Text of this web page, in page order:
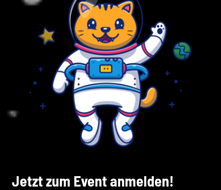
Jetzt zum Event anmelden!